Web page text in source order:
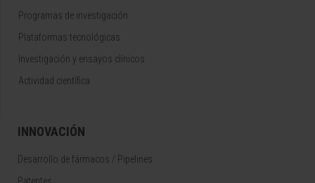
Programas de investigación
Plataformas tecnológicas
Investigación y ensayos clínicos
Actividad científica
INNOVACIÓN
Desarrollo de fármacos / Pipelines
Patentes